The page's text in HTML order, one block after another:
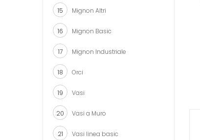
15 Mignon Altri
16 Mignon Basic
17 Mignon Industriale
18 Orci
19 Vasi
20 Vasi a Muro
21 Vasi linea basic